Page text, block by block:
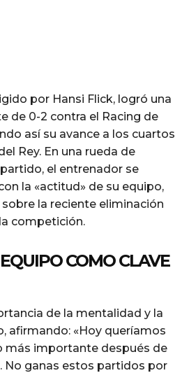
por Hansi Flick, logró una
de 0-2 contra el Racing de
así su avance a los cuartos
Rey. En una rueda de
el entrenador se
la «actitud» de su equipo,
la reciente eliminación
competición.
COMO CLAVE
de la mentalidad y la
afirmando: «Hoy queríamos
más importante después de
No ganas estos partidos por